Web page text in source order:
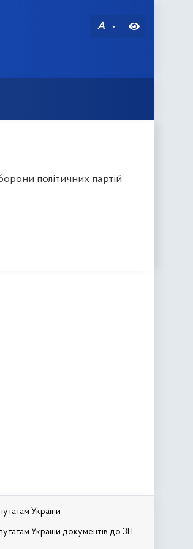
A
політичних партій
України
України документів до ЗП